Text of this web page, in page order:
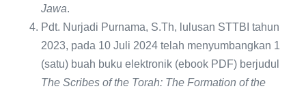
Jawa.
Pdt. Nurjadi Purnama, S.Th, lulusan STTBI tahun
2023, pada 10 Juli 2024 telah menyumbangkan 1
(satu) buah buku elektronik (ebook PDF) berjudul
The Scribes of the Torah: The Formation of the